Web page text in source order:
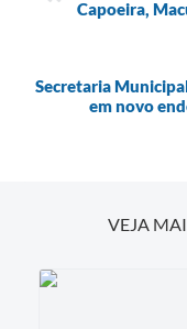
Capoeira,
Secretaria
em novo
VEJA